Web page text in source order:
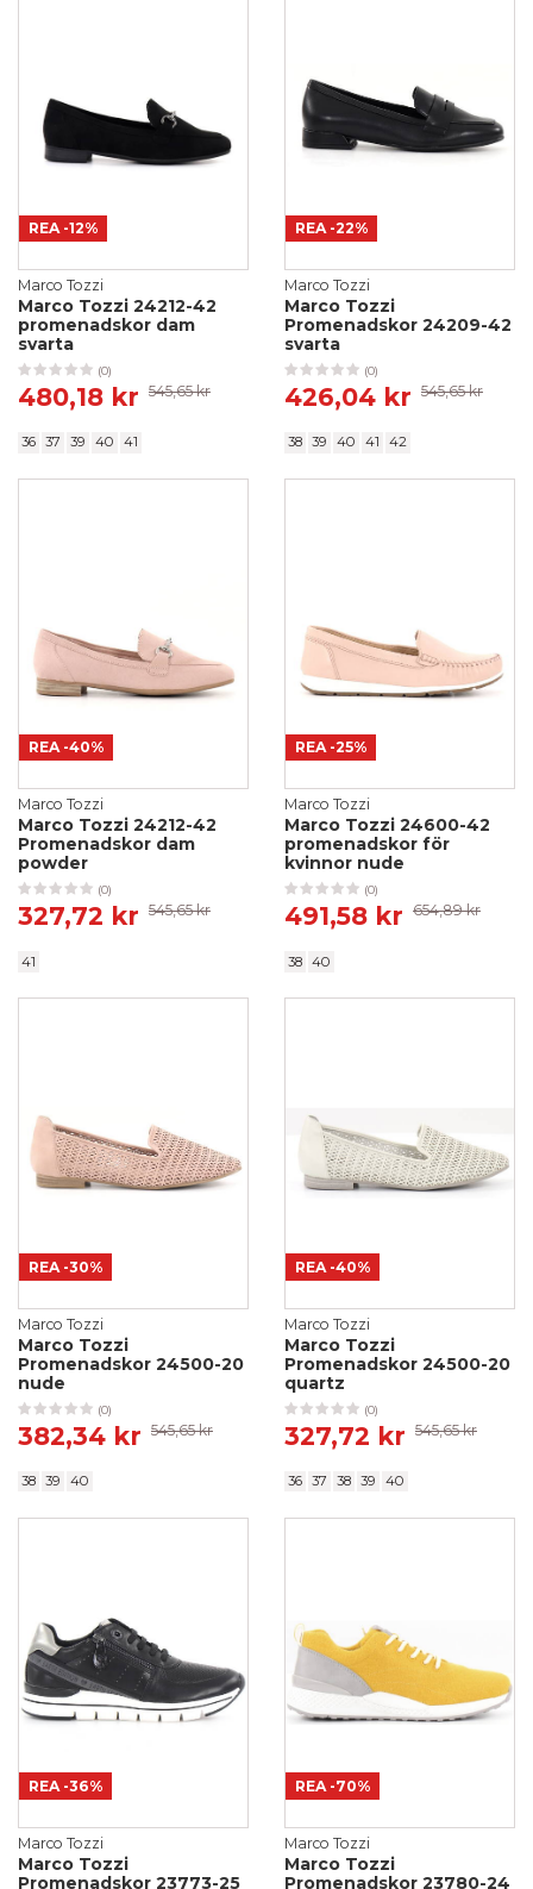
REA -12%
Marco Tozzi
Marco Tozzi 24212-42
promenadskor dam
svarta
(0)
480,18 kr 545,65 kr
36 37 39 40 41
REA -22%
Marco Tozzi
Marco Tozzi
Promenadskor 24209-42
svarta
(0)
426,04 kr 545,65 kr
38 39 40 41 42
REA -40%
Marco Tozzi
Marco Tozzi 24212-42
Promenadskor dam
powder
(0)
327,72 kr 545,65 kr
41
REA -25%
Marco Tozzi
Marco Tozzi 24600-42
promenadskor för
kvinnor nude
(0)
491,58 kr 654,89 kr
38 40
REA -30%
Marco Tozzi
Marco Tozzi
Promenadskor 24500-20
nude
(0)
382,34 kr 545,65 kr
38 39 40
REA -40%
Marco Tozzi
Marco Tozzi
Promenadskor 24500-20
quartz
(0)
327,72 kr 545,65 kr
36 37 38 39 40
REA -36%
Marco Tozzi
Marco Tozzi
Promenadskor 23773-25
REA -70%
Marco Tozzi
Marco Tozzi
Promenadskor 23780-24